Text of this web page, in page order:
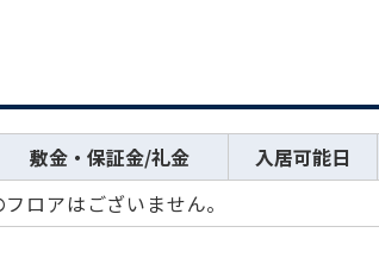
敷金・保証金/礼金 入居可能日
ロアはございません。